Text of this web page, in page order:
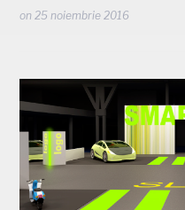
on 25 noiembrie 2016